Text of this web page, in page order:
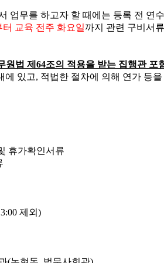
업무를 하고자 할 때에는 등록 전
교육 전주 화요일까지 관련 구비서
원법 제64조의 적용을 받는 집행관 포
있고, 적법한 절차에 의해 연가 등
휴가확인서류
제외)